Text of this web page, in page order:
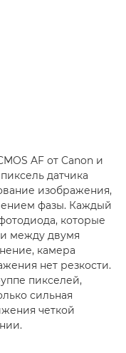
AF от Canon и
датчика
изображения,
фазы. Каждый
которые
между двумя
камера
нет резкости.
пикселей,
сильная
четкой